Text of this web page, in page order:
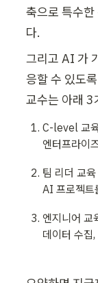
축으로 특수
다.
그리고 AI 가
응할 수 있도
C-level 교
엔터프라이
팀 리더 교육
AI 프로젝트
엔지니어 교
데이터 수집